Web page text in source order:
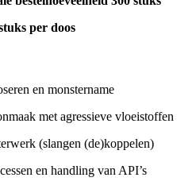
per doos
en monstername
met agressieve vloeistoffen
(slangen (de)koppelen)
en handling van API’s